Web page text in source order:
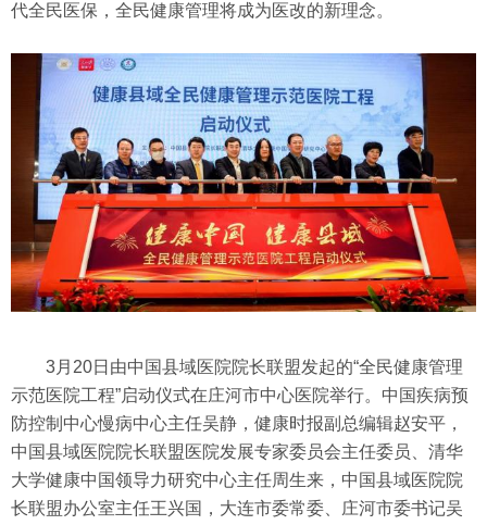
代全民医保，全民健康管理将成为医改的新理念。
3月20日由中国县域医院院长联盟发起的“全民健康管理
示范医院工程”启动仪式在庄河市中心医院举行。中国疾病预
防控制中心慢病中心主任吴静，健康时报副总编辑赵安平，
中国县域医院院长联盟医院发展专家委员会主任委员、清华
大学健康中国领导力研究中心主任周生来，中国县域医院院
长联盟办公室主任王兴国，大连市委常委、庄河市委书记吴